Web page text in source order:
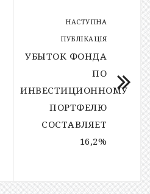
НАСТУПНА
ПУБЛІКАЦІЯ
УБЫТОК ФОНДА
ПО
ИНВЕСТИЦИОННОМУ
ПОРТФЕЛЮ
СОСТАВЛЯЕТ
16,2%